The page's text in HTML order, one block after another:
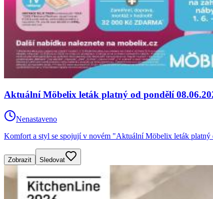
Aktuální Möbelix leták platný od pondělí
Nenastaveno
Komfort a styl se spojují v novém "Aktuální Möbelix leták
Zobrazit Sledovat